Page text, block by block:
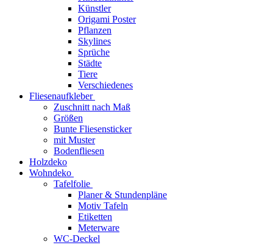
Künstler
Origami Poster
Pflanzen
Skylines
Sprüche
Städte
Tiere
Verschiedenes
Fliesenaufkleber
Zuschnitt nach Maß
Größen
Bunte Fliesensticker
mit Muster
Bodenfliesen
Holzdeko
Wohndeko
Tafelfolie
Planer & Stundenpläne
Motiv Tafeln
Etiketten
Meterware
WC-Deckel